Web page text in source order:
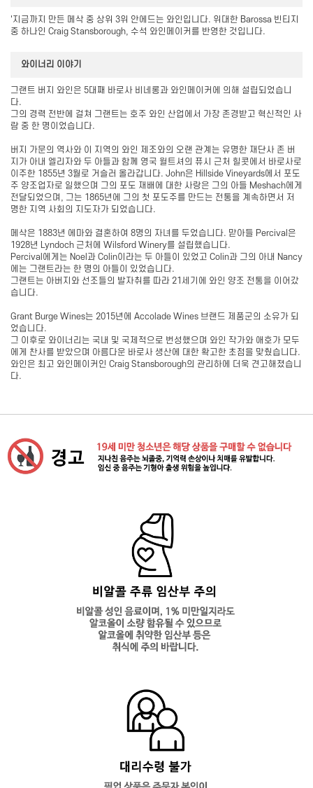
'지금까지 만든 메삭 중 상위 3위 안에드는 와인입니다. 위대한 Barossa 빈티지
중 하나인 Craig Stansborough, 수석 와인메이커를 반영한 ​​것입니다.
와이너리 이야기
그랜트 버지 와인은 5대째 바로사 비네롱과 와인메이커에 의해 설립되었습니
다.
그의 경력 전반에 걸쳐 그랜트는 호주 와인 산업에서 가장 존경받고 혁신적인 사
람 중 한 명이었습니다.
버지 가문의 역사와 이 지역의 와인 제조와의 오랜 관계는 유명한 재단사 존 버
지가 아내 엘리자와 두 아들과 함께 영국 윌트셔의 퓨시 근처 힐콧에서 바로사로
이주한 1855년 3월로 거슬러 올라갑니다. John은 Hillside Vineyards에서 포도
주 양조업자로 일했으며 그의 포도 재배에 대한 사랑은 그의 아들 Meshach에게
전달되었으며, 그는 1865년에 그의 첫 포도주를 만드는 전통을 계속하면서 저
명한 지역 사회의 지도자가 되었습니다.
메삭은 1883년 에마와 결혼하여 8명의 자녀를 두었습니다. 맏아들 Percival은
1928년 Lyndoch 근처에 Wilsford Winery를 설립했습니다.
Percival에게는 Noel과 Colin이라는 두 아들이 있었고 Colin과 그의 아내 Nancy
에는 그랜트라는 한 명의 아들이 있었습니다.
그랜트는 아버지와 선조들의 발자취를 따라 21세기에 와인 양조 전통을 이어갔
습니다.
Grant Burge Wines는 2015년에 Accolade Wines 브랜드 제품군의 소유가 되
었습니다.
그 이후로 와이너리는 국내 및 국제적으로 번성했으며 와인 작가와 애호가 모두
에게 찬사를 받았으며 아름다운 바로사 생산에 대한 확고한 초점을 맞췄습니다.
와인은 최고 와인메이커인 Craig Stansborough의 관리하에 더욱 견고해졌습니
다.